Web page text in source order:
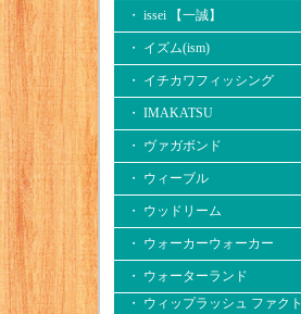
・ issei 【一誠】
・ イズム(ism)
・ イチカワフィッシング
・ IMAKATSU
・ ヴァガボンド
・ ウィーブル
・ ウッドリーム
・ ウォーカーウォーカー
・ ウォーターランド
・ ウィップラッシュ ファクト